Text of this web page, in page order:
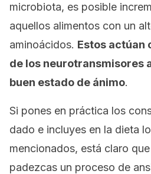
microbiota, es posible
aquellos alimentos con un
aminoácidos. Estos actúan
de los neurotransmisores
buen estado de ánimo.
Si pones en práctica los
dado e incluyes en la dieta
mencionados, está claro
padezcas un proceso de